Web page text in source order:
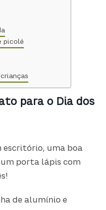
picolé
para o Dia dos
escritório, uma boa
porta lápis com
de alumínio e